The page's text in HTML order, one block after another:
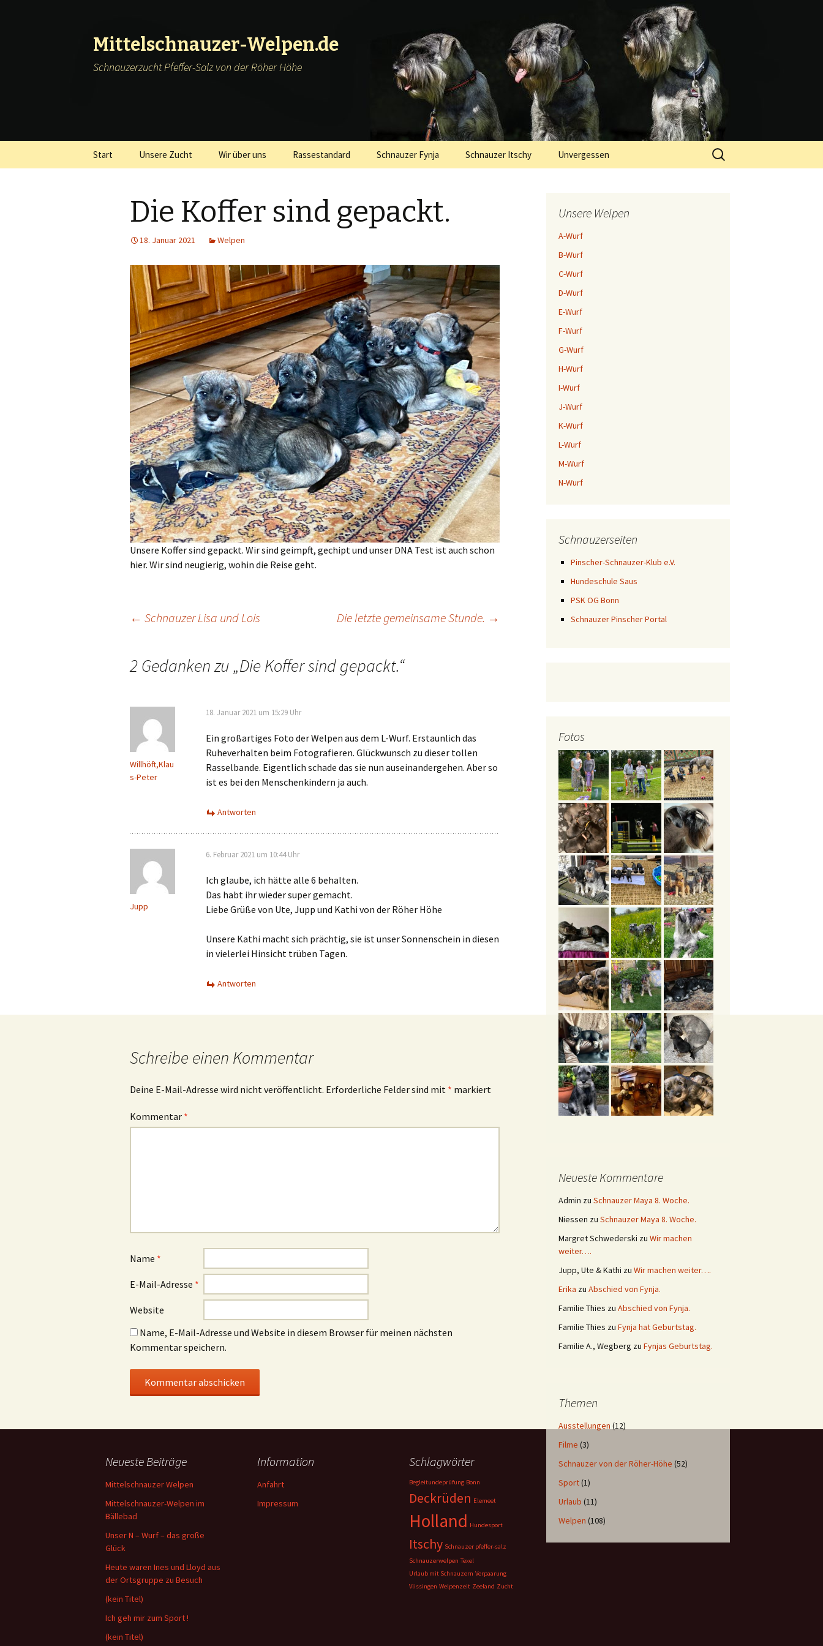
Mittelschnauzer-Welpen.de
Schnauzerzucht Pfeffer-Salz von der Röher Höhe
Start Unsere Zucht Wir über uns Rassestandard Schnauzer Fynja Schnauzer Itschy Unvergessen
Suchen
nach:
Die Koffer sind gepackt.
18. Januar 2021 Welpen
Unsere Koffer sind gepackt. Wir sind geimpft, gechipt und unser DNA Test ist auch schon
hier. Wir sind neugierig, wohin die Reise geht.
Navigation
← Schnauzer Lisa und Lois Die letzte gemeinsame Stunde. →
2 Gedanken zu „Die Koffer sind gepackt.“
Willhöft,Klau
s-Peter
18. Januar 2021 um 15:29 Uhr
Ein großartiges Foto der Welpen aus dem L-Wurf. Erstaunlich das
Ruheverhalten beim Fotografieren. Glückwunsch zu dieser tollen
Rasselbande. Eigentlich schade das sie nun auseinandergehen. Aber so
ist es bei den Menschenkindern ja auch.
Antworten
Jupp
6. Februar 2021 um 10:44 Uhr
Ich glaube, ich hätte alle 6 behalten.
Das habt ihr wieder super gemacht.
Liebe Grüße von Ute, Jupp und Kathi von der Röher Höhe
Unsere Kathi macht sich prächtig, sie ist unser Sonnenschein in diesen
in vielerlei Hinsicht trüben Tagen.
Antworten
Schreibe einen Kommentar
Deine E-Mail-Adresse wird nicht veröffentlicht. Erforderliche Felder sind mit * markiert
Kommentar *
Name *
E-Mail-Adresse *
Website
Name, E-Mail-Adresse und Website in diesem Browser für meinen nächsten
Kommentar speichern.
Unsere Welpen
A-Wurf
B-Wurf
C-Wurf
D-Wurf
E-Wurf
F-Wurf
G-Wurf
H-Wurf
I-Wurf
J-Wurf
K-Wurf
L-Wurf
M-Wurf
N-Wurf
Schnauzerseiten
Pinscher-Schnauzer-Klub e.V.
Hundeschule Saus
PSK OG Bonn
Schnauzer Pinscher Portal
Fotos
Neueste Kommentare
Admin zu Schnauzer Maya 8. Woche.
Niessen zu Schnauzer Maya 8. Woche.
Margret Schwederski zu Wir machen
weiter….
Jupp, Ute & Kathi zu Wir machen weiter….
Erika zu Abschied von Fynja.
Familie Thies zu Abschied von Fynja.
Familie Thies zu Fynja hat Geburtstag.
Familie A., Wegberg zu Fynjas Geburtstag.
Themen
Ausstellungen (12)
Filme (3)
Schnauzer von der Röher-Höhe (52)
Sport(1)
Urlaub (11)
Welpen (108)
Neueste Beiträge
Mittelschnauzer Welpen
Mittelschnauzer-Welpen im
Bällebad
Unser N – Wurf – das große
Glück
Heute waren Ines und Lloyd aus
der Ortsgruppe zu Besuch
(kein Titel)
Ich geh mir zum Sport !
(kein Titel)
Information
Anfahrt
Impressum
Schlagwörter
Begleitundeprüfung Bonn
Deckrüden Elemeet
Holland Hundesport
Itschy Schnauzer pfeffer-salz
Schnauzerwelpen Texel
Urlaub mit Schnauzern Verpaarung
Vlissingen Welpenzeit Zeeland Zucht